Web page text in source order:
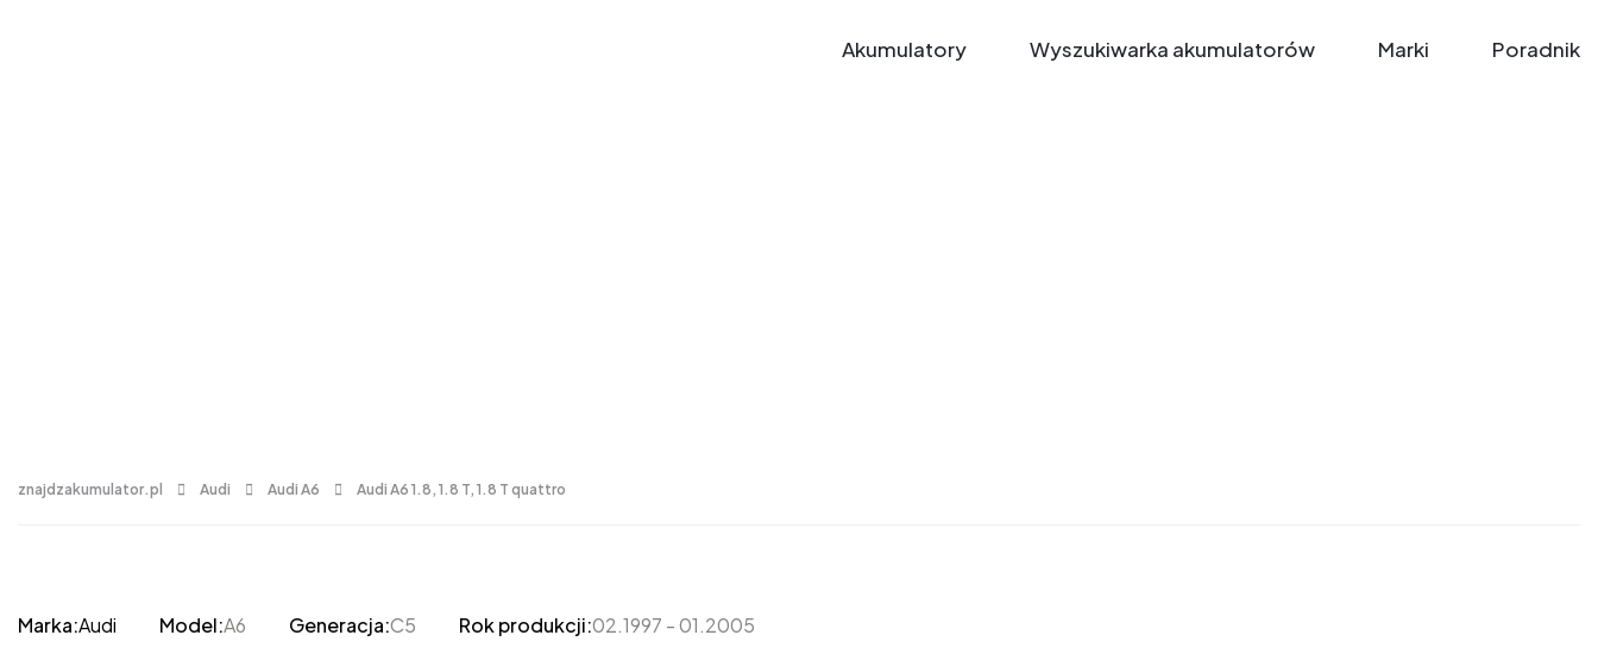
Akumulatory Wyszukiwarka akumulatorów Marki Poradnik
znajdzakumulator.pl Audi Audi A6 Audi A6 1.8, 1.8 T, 1.8 T quattro
Marka:Audi Model:A6 Generacja:C5 Rok produkcji:02.1997 - 01.2005